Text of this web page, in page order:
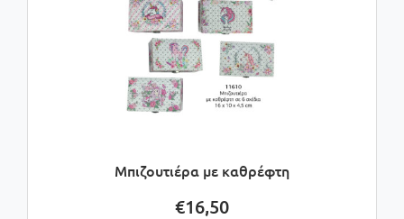
Μπιζουτιέρα με καθρέφτη
€16,50